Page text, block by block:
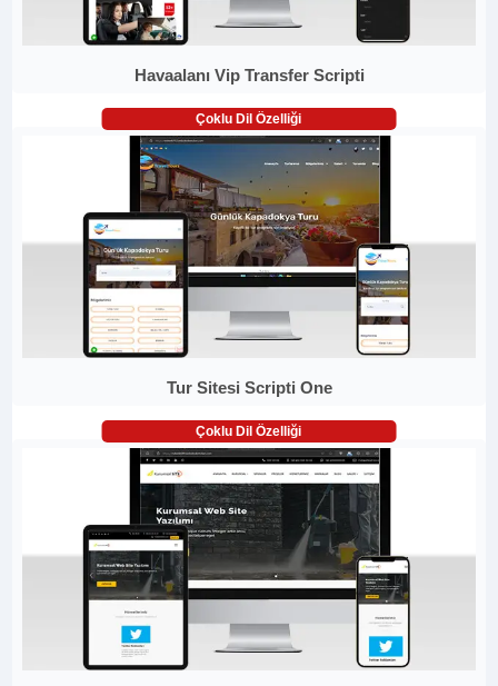
Havaalanı Vip Transfer Scripti
Çoklu Dil Özelliği
Tur Sitesi Scripti One
Çoklu Dil Özelliği